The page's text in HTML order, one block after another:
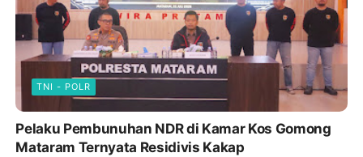
TNI - POLR
Pelaku Pembunuhan NDR di Kamar Kos Gomong
Mataram Ternyata Residivis Kakap